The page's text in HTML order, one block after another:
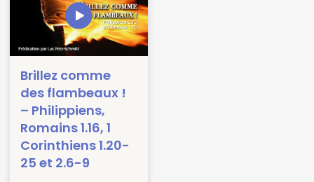
Brillez comme
des flambeaux !
– Philippiens,
Romains 1.16, 1
Corinthiens 1.20-
25 et 2.6-9